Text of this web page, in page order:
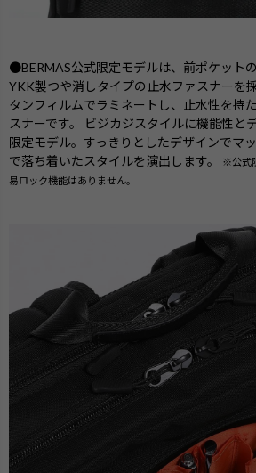
●BERMAS公式限定モデルは、前ポケット
YKK製つや消しタイプの止水ファスナーを
タンフィルムでラミネートし、止水性を持
スナーです。 ビジカジスタイルに機能性と
限定モデル。すっきりとしたデザインでマ
で落ち着いたスタイルを演出します。
※公式
易ロック機能はありません。